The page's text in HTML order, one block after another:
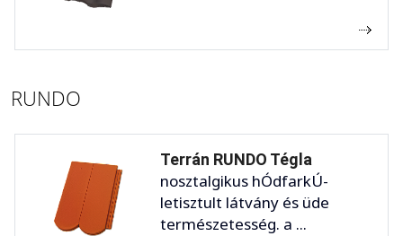
RUNDO
Terrán RUNDO Tégla
nosztalgikus hÓdfarkÚ-
letisztult látvány és üde
természetesség. a ...